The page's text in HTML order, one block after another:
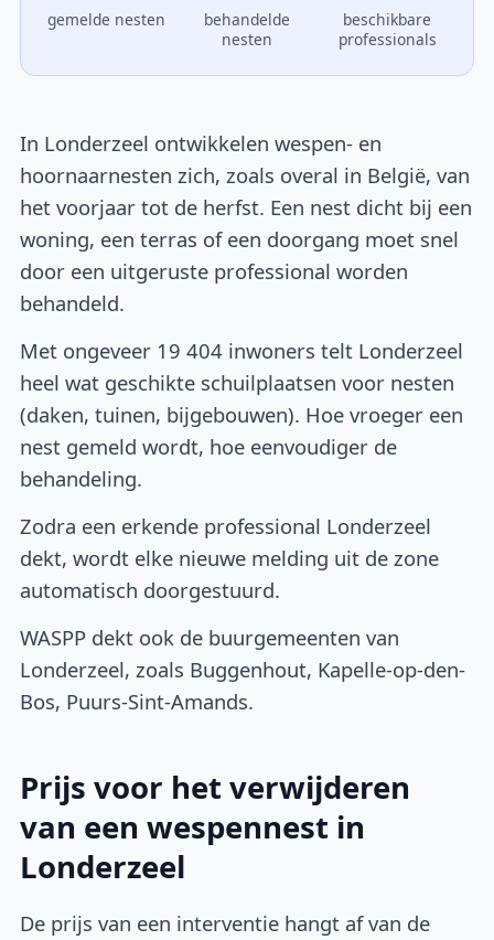
gemelde nesten
behandelde
nesten
beschikbare
professionals
In Londerzeel ontwikkelen wespen- en
hoornaarnesten zich, zoals overal in België, van
het voorjaar tot de herfst. Een nest dicht bij een
woning, een terras of een doorgang moet snel
door een uitgeruste professional worden
behandeld.
Met ongeveer 19 404 inwoners telt Londerzeel
heel wat geschikte schuilplaatsen voor nesten
(daken, tuinen, bijgebouwen). Hoe vroeger een
nest gemeld wordt, hoe eenvoudiger de
behandeling.
Zodra een erkende professional Londerzeel
dekt, wordt elke nieuwe melding uit de zone
automatisch doorgestuurd.
WASPP dekt ook de buurgemeenten van
Londerzeel, zoals Buggenhout, Kapelle-op-den-
Bos, Puurs-Sint-Amands.
Prijs voor het verwijderen
van een wespennest in
Londerzeel
De prijs van een interventie hangt af van de